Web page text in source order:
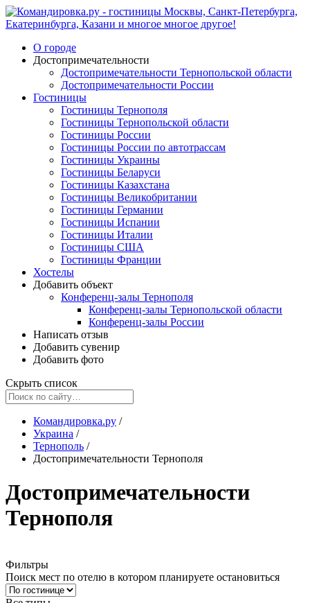
О городе
Достопримечательности
Достопримечательности Тернопольской области
Достопримечательности России
Гостиницы
Гостиницы Тернополя
Гостиницы Тернопольской области
Гостиницы России
Гостиницы России по автотрассам
Гостиницы Украины
Гостиницы Беларуси
Гостиницы Казахстана
Гостиницы Великобритании
Гостиницы Германии
Гостиницы Испании
Гостиницы Италии
Гостиницы США
Гостиницы Франции
Хостелы
Добавить объект
Конференц-залы Тернополя
Конференц-залы Тернопольской области
Конференц-залы России
Написать отзыв
Добавить сувенир
Добавить фото
Скрыть список
Командировка.ру /
Украина /
Тернополь /
Достопримечательности Тернополя
Достопримечательности
Тернополя
Фильтры
Поиск мест по отелю в котором планируете остановиться